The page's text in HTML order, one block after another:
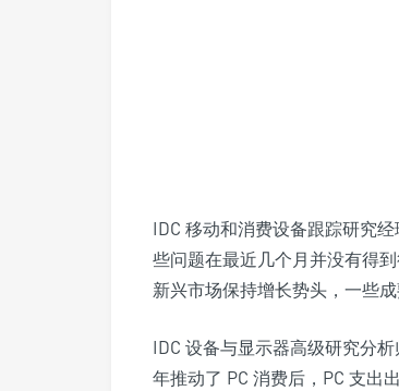
IDC 移动和消费设备跟踪研究
些问题在最近几个月并没有得
新兴市场保持增长势头，一些
IDC 设备与显示器高级研究分
年推动了 PC 消费后，PC 支出